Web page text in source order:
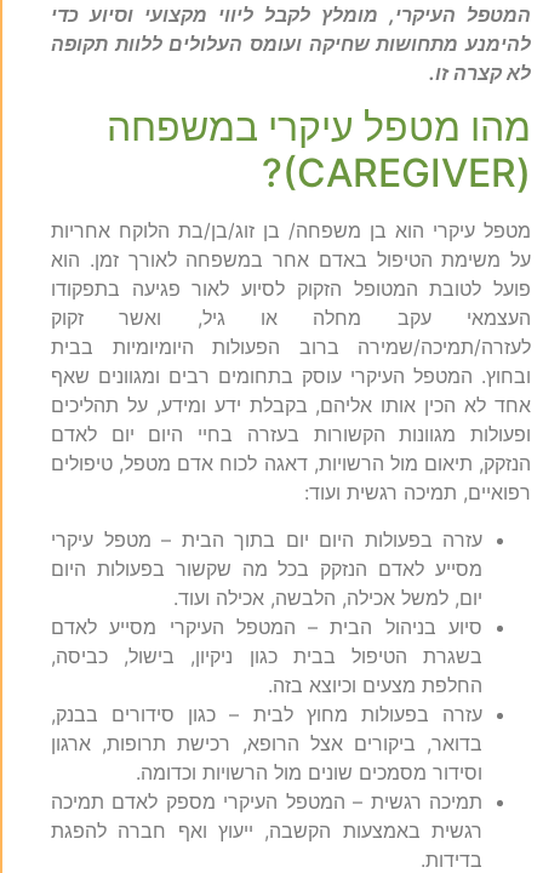
המטפל העיקרי, מומלץ לקבל ליווי מקצועי וסיוע כדי
להימנע מתחושות שחיקה ועומס העלולים ללוות תקופה
לא קצרה זו.
מהו מטפל עיקרי במשפחה
(CAREGIVER)?
מטפל עיקרי הוא בן משפחה/ בן זוג/בן/בת הלוקח אחריות
על משימת הטיפול באדם אחר במשפחה לאורך זמן. הוא
פועל לטובת המטופל הזקוק לסיוע לאור פגיעה בתפקודו
העצמאי עקב מחלה או גיל, ואשר זקוק
לעזרה/תמיכה/שמירה ברוב הפעולות היומיומיות בבית
ובחוץ. המטפל העיקרי עוסק בתחומים רבים ומגוונים שאף
אחד לא הכין אותו אליהם, בקבלת ידע ומידע, על תהליכים
ופעולות מגוונות הקשורות בעזרה בחיי היום יום לאדם
הנזקק, תיאום מול הרשויות, דאגה לכוח אדם מטפל, טיפולים
רפואיים, תמיכה רגשית ועוד:
עזרה בפעולות היום יום בתוך הבית – מטפל עיקרי
מסייע לאדם הנזקק בכל מה שקשור בפעולות היום
יום, למשל אכילה, הלבשה, אכילה ועוד.
סיוע בניהול הבית – המטפל העיקרי מסייע לאדם
בשגרת הטיפול בבית כגון ניקיון, בישול, כביסה,
החלפת מצעים וכיוצא בזה.
עזרה בפעולות מחוץ לבית – כגון סידורים בבנק,
בדואר, ביקורים אצל הרופא, רכישת תרופות, ארגון
וסידור מסמכים שונים מול הרשויות וכדומה.
תמיכה רגשית – המטפל העיקרי מספק לאדם תמיכה
רגשית באמצעות הקשבה, ייעוץ ואף חברה להפגת
בדידות.